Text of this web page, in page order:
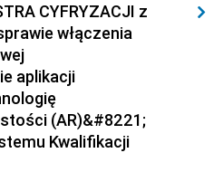
CYFRYZACJI z
włączenia
aplikacji
(AR)&#8221;
Kwalifikacji